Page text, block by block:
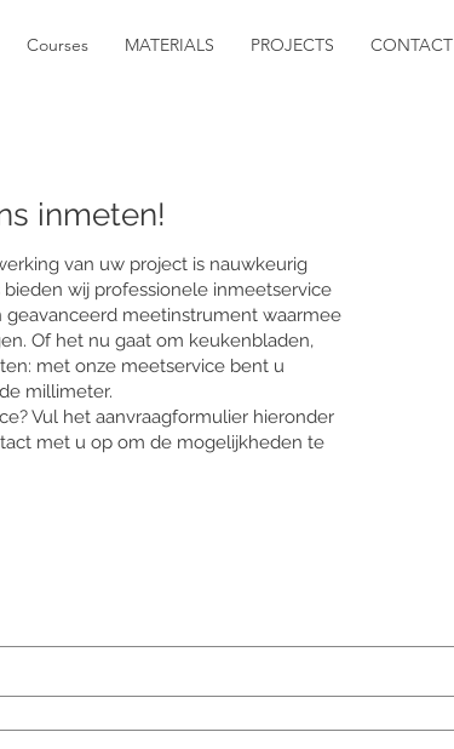
Courses MATERIALS PROJECTS CONTACT
inmeten!
van uw project is nauwkeurig
wij professionele inmeetservice
geavanceerd meetinstrument waarmee
Of het nu gaat om keukenbladen,
met onze meetservice bent u
millimeter.
Vul het aanvraagformulier hieronder
met u op om de mogelijkheden te